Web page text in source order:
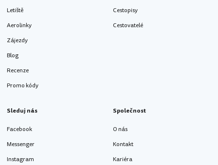
Letiště
Aerolinky
Zájezdy
Blog
Recenze
Promo kódy
Cestopisy
Cestovatelé
Sleduj nás
Facebook
Messenger
Instagram
Společnost
O nás
Kontakt
Kariéra